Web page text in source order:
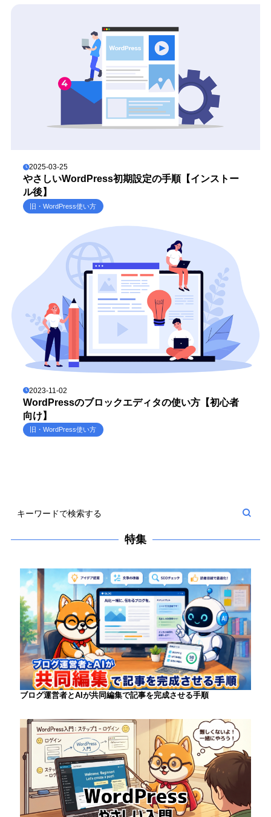
2025-03-25
やさしいWordPress初期設定の手順【インストー
ル後】
旧・WordPress使い方
2023-11-02
WordPressのブロックエディタの使い方【初心者
向け】
旧・WordPress使い方
特集
ブログ運営者とAIが共同編集で記事を完成させる手順